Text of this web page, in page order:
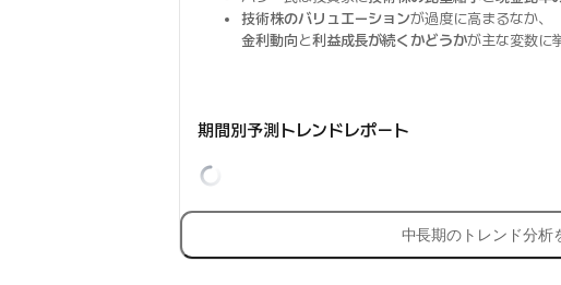
技術株のバリュエーションが過度に高まるなか、
金利動向と利益成長が続くかどうかが主な変数に
期間別予測トレンドレポート
中長期のトレンド分析